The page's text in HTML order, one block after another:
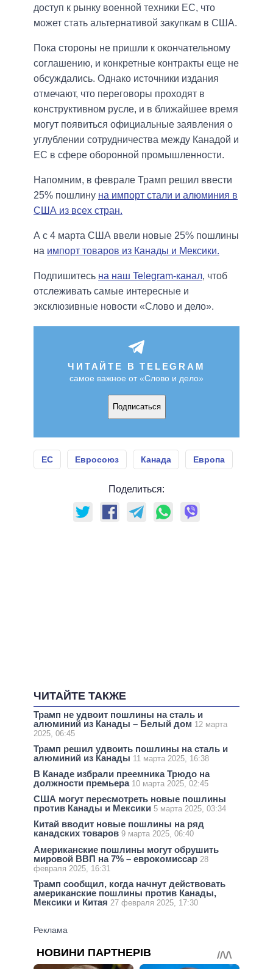
доступ к рынку военной техники ЕС, что
может стать альтернативой закупкам в США.
Пока стороны не пришли к окончательному
соглашению, и конкретные контракты еще не
обсуждались. Однако источники издания
отмечают, что переговоры проходят в
конструктивном русле, и в ближайшее время
могут появиться официальные заявления о
углублении сотрудничества между Канадой и
ЕС в сфере оборонной промышленности.
Напомним, в феврале Трамп решил ввести
25% пошлину на импорт стали и алюминия в
США из всех стран.
А с 4 марта США ввели новые 25% пошлины
на импорт товаров из Канады и Мексики.
Подпишитесь на наш Telegram-канал, чтоб
отслеживать самые интересные и
эксклюзивные новости «Слово и дело».
ЧИТАЙТЕ В TELEGRAM
самое важное от «Слово и дело»
Подписаться
ЕС Евросоюз Канада Европа
Поделиться:
ЧИТАЙТЕ ТАКЖЕ
Трамп не удвоит пошлины на сталь и
алюминий из Канады – Белый дом 12 марта
2025, 06:45
Трамп решил удвоить пошлины на сталь и
алюминий из Канады 11 марта 2025, 16:38
В Канаде избрали преемника Трюдо на
должности премьера 10 марта 2025, 02:45
США могут пересмотреть новые пошлины
против Канады и Мексики 5 марта 2025, 03:34
Китай вводит новые пошлины на ряд
канадских товаров 9 марта 2025, 06:40
Американские пошлины могут обрушить
мировой ВВП на 7% – еврокомиссар 28
февраля 2025, 16:31
Трамп сообщил, когда начнут действовать
американские пошлины против Канады,
Мексики и Китая 27 февраля 2025, 17:30